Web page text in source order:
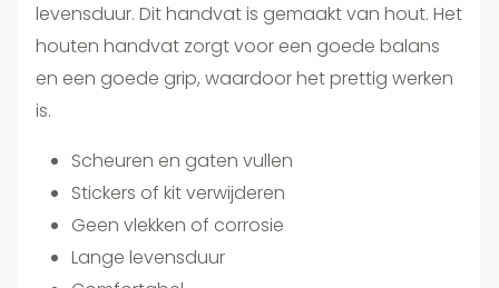
levensduur. Dit handvat is gemaakt van hout. Het
houten handvat zorgt voor een goede balans
en een goede grip, waardoor het prettig werken
is.
Scheuren en gaten vullen
Stickers of kit verwijderen
Geen vlekken of corrosie
Lange levensduur